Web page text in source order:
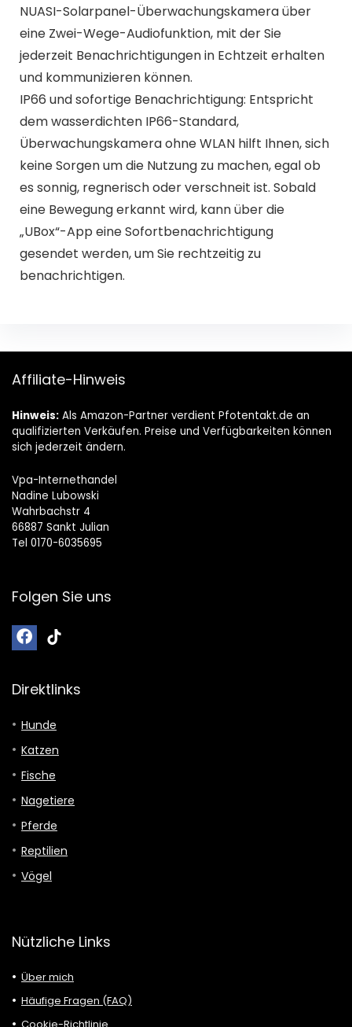
NUASI-Solarpanel-Überwachungskamera über
eine Zwei-Wege-Audiofunktion, mit der Sie
jederzeit Benachrichtigungen in Echtzeit erhalten
und kommunizieren können.
IP66 und sofortige Benachrichtigung: Entspricht
dem wasserdichten IP66-Standard,
Überwachungskamera ohne WLAN hilft Ihnen, sich
keine Sorgen um die Nutzung zu machen, egal ob
es sonnig, regnerisch oder verschneit ist. Sobald
eine Bewegung erkannt wird, kann über die
„UBox“-App eine Sofortbenachrichtigung
gesendet werden, um Sie rechtzeitig zu
benachrichtigen.
Affiliate-Hinweis
Hinweis: Als Amazon-Partner verdient Pfotentakt.de an
qualifizierten Verkäufen. Preise und Verfügbarkeiten können
sich jederzeit ändern.
Vpa-Internethandel
Nadine Lubowski
Wahrbachstr 4
66887 Sankt Julian
Tel 0170-6035695
Folgen Sie uns
Direktlinks
Hunde
Katzen
Fische
Nagetiere
Pferde
Reptilien
Vögel
Nützliche Links
Über mich
Häufige Fragen (FAQ)